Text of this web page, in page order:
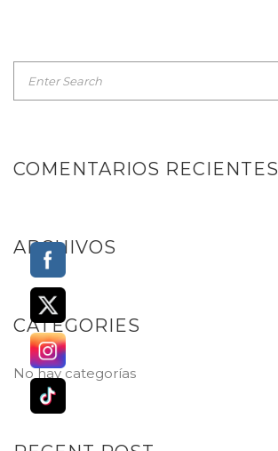
COMENTARIOS RECIENTES
ARCHIVOS
CATEGORIES
No hay categorías